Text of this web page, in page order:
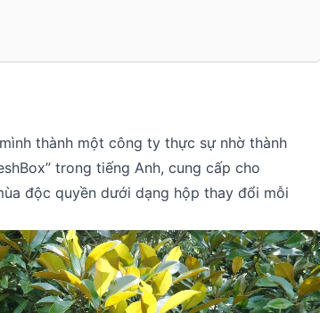
thành một công ty thực sự nhờ thành
trong tiếng Anh, cung cấp cho
độc quyền dưới dạng hộp thay đổi mỗi